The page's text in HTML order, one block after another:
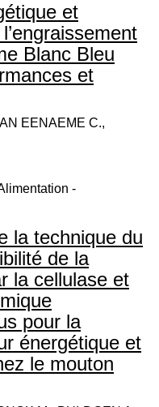
et
Blanc Bleu
et
EENAEME C.,
-
la technique du
de la
la cellulase et
pour la
énergétique et
le mouton